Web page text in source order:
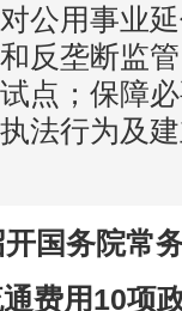
公用事业
反垄断监
点；保障
法行为及
国务院常
费用10项